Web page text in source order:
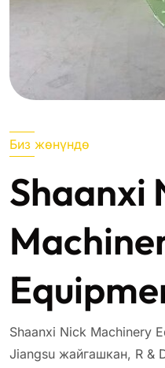
Биз жөнүндө
Shaanxi
Shaanxi Nick Machinery
Jiangsu жайгашкан, R &